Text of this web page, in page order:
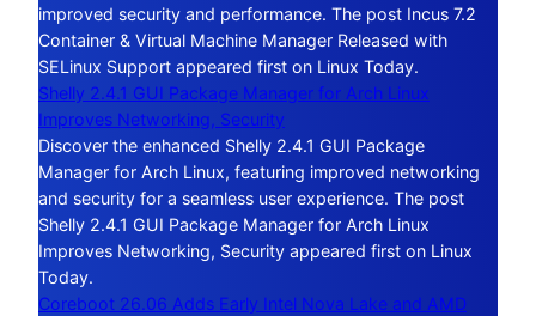
improved security and performance. The post Incus 7.2
Container & Virtual Machine Manager Released with
SELinux Support appeared first on Linux Today.
Shelly 2.4.1 GUI Package Manager for Arch Linux
Improves Networking, Security
Discover the enhanced Shelly 2.4.1 GUI Package
Manager for Arch Linux, featuring improved networking
and security for a seamless user experience. The post
Shelly 2.4.1 GUI Package Manager for Arch Linux
Improves Networking, Security appeared first on Linux
Today.
Coreboot 26.06 Adds Early Intel Nova Lake and AMD